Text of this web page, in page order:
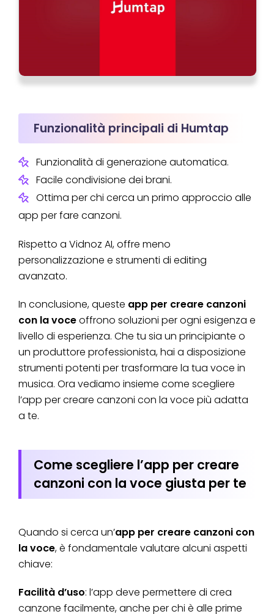
Funzionalità principali di Humtap
Funzionalità di generazione automatica.
Facile condivisione dei brani.
Ottima per chi cerca un primo approccio alle
app per fare canzoni.
Rispetto a Vidnoz AI, offre meno
personalizzazione e strumenti di editing
avanzato.
In conclusione, queste app per creare canzoni
con la voceoffrono soluzioni per ogni esigenza e
livello di esperienza. Che tu sia un principiante o
un produttore professionista, hai a disposizione
strumenti potenti per trasformare la tua voce in
musica. Ora vediamo insieme come scegliere
l’app per creare canzoni con la voce più adatta
a te.
Come scegliere l’app per creare
canzoni con la voce giusta per te
Quando si cerca un’app per creare canzoni con
la voce, è fondamentale valutare alcuni aspetti
chiave:
Facilità d’uso: l’app deve permettere di crea
canzone facilmente, anche per chi è alle prime